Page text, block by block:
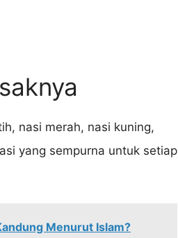
nasi merah, nasi kuning,
yang sempurna untuk setiap
Menurut Islam?